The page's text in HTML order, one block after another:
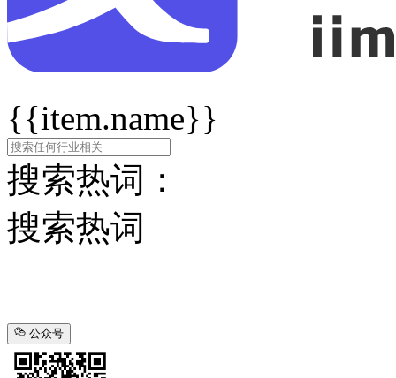
{{item.name}}
搜索热词：
搜索热词
公众号